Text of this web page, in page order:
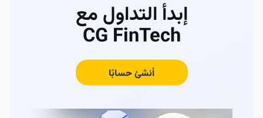
إبدأ التداول مع
CG FinTech
أنشئ حسابًا